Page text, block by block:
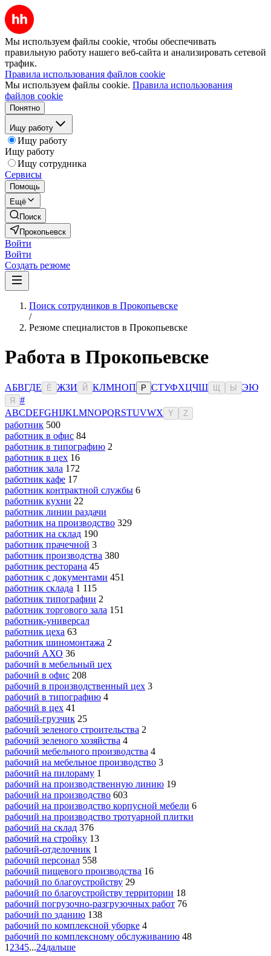
Мы используем файлы cookie, чтобы обеспечивать
правильную работу нашего веб-сайта и анализировать сетевой
трафик.
Правила использования файлов cookie
Мы используем файлы cookie. Правила использования
файлов cookie
Понятно
Ищу работу
Ищу работу
Ищу работу
Ищу сотрудника
Сервисы
Помощь
Ещё
Поиск
Прокопьевск
Войти
Войти
Создать резюме
Поиск сотрудников в Прокопьевске
/
Резюме специалистов в Прокопьевске
Работа в Прокопьевске
АБВГДЕ Ё ЖЗИ Й КЛМНОП Р СТУФХЦЧШ Ы ЭЮ
Я
#
ABCDEFGHIJKLMNOPQRSTUVWX Y Z
работник 500
работник в офис 84
работник в типографию 2
работник в цех 16
работник зала 172
работник кафе 17
работник контрактной службы 6
работник кухни 22
работник линии раздачи
работник на производство 329
работник на склад 190
работник прачечной 3
работник производства 380
работник ресторана 45
работник с документами 451
работник склада 1 115
работник типографии 2
работник торгового зала 151
работник-универсал
работник цеха 63
работник шиномонтажа 2
рабочий АХО 36
рабочий в мебельный цех
рабочий в офис 208
рабочий в производственный цех 3
рабочий в типографию 4
рабочий в цех 41
рабочий-грузчик 25
рабочий зеленого строительства 2
рабочий зеленого хозяйства 4
рабочий мебельного производства 4
рабочий на мебельное производство 3
рабочий на пилораму 1
рабочий на производственную линию 19
рабочий на производство 603
рабочий на производство корпусной мебели 6
рабочий на производство тротуарной плитки
рабочий на склад 376
рабочий на стройку 13
рабочий-отделочник 1
рабочий персонал 558
рабочий пищевого производства 16
рабочий по благоустройству 29
рабочий по благоустройству территории 18
рабочий погрузочно-разгрузочных работ 76
рабочий по зданию 138
рабочий по комплексной уборке 4
рабочий по комплексному обслуживанию 48
1 2345...24дальше